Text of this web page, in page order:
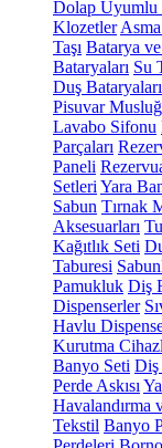
Dolap Uyumlu
Klozetler
Taşı Batarya
Bataryaları Su
Duş Bataryaları
Pisuvar
Lavabo Sifonu
Parçaları
Paneli
Setleri Yara
Sabun Tırnak
Aksesuarları
Kağıtlık Seti
Taburesi
Pamukluk Diş
Dispenserler
Havlu
Kurutma
Banyo Seti Diş
Perde Askısı
Havalandırma
Tekstil Banyo